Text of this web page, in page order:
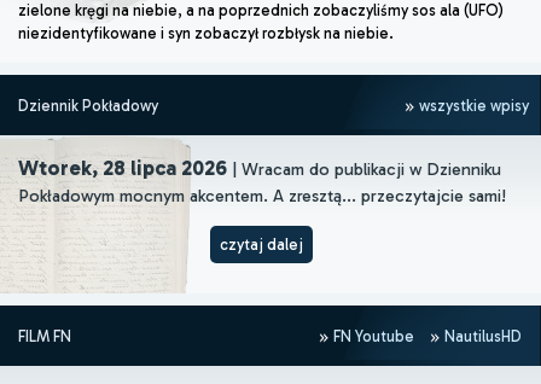
zielone kręgi na niebie, a na poprzednich zobaczyliśmy sos ala (UFO)
niezidentyfikowane i syn zobaczył rozbłysk na niebie.
Dziennik Pokładowy wszystkie wpisy
Wtorek, 28 lipca 2026 | Wracam do publikacji w Dzienniku
Pokładowym mocnym akcentem. A zresztą... przeczytajcie sami!
czytaj dalej
FILM FN FN Youtube NautilusHD